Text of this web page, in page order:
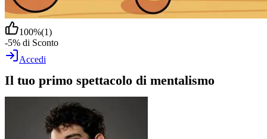
100%(1)
-5% di Sconto
Accedi
Il tuo primo spettacolo di mentalismo